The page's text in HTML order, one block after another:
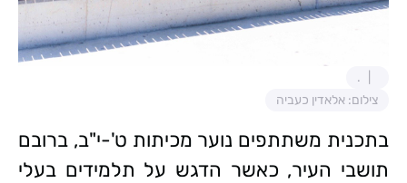
.
צילום: אלאדין כעביה
בתכנית משתתפים נוער מכיתות ט'-י"ב, ברובם
תושבי העיר, כאשר הדגש על תלמידים בעלי